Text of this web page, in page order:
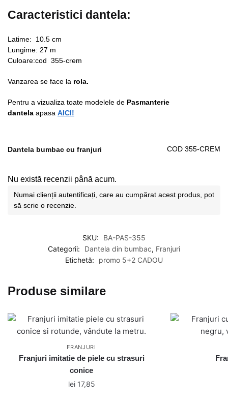
Caracteristici dantela:
Latime: 10.5 cm
Lungime: 27 m
Culoare:cod 355-crem
Vanzarea se face la rola.
Pentru a vizualiza toate modelele de Pasmanterie
dantela apasa AICI!
Dantela bumbac cu franjuri COD 355-CREM
Nu există recenzii până acum.
Numai clienții autentificați, care au cumpărat acest produs, pot
să scrie o recenzie.
SKU:
BA-PAS-355
Categorii:
Dantela din bumbac, Franjuri
Etichetă:
promo 5+2 CADOU
Produse similare
FRANJURI
Franjuri imitatie de piele cu strasuri
conice
lei17,85